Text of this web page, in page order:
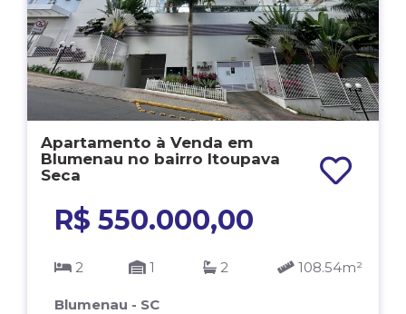
Apartamento à Venda em
Blumenau no bairro Itoupava
Seca
R$ 550.000,00
2 1 2 108.54m²
Blumenau - SC